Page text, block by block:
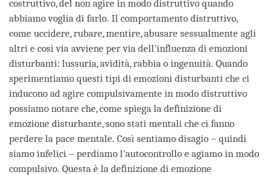
costruttivo, del non agire in modo distruttivo quando
abbiamo voglia di farlo. Il comportamento distruttivo,
come uccidere, rubare, mentire, abusare sessualmente agli
altri e così via avviene per via dell'influenza di emozioni
disturbanti: lussuria, avidità, rabbia o ingenuità. Quando
sperimentiamo questi tipi di emozioni disturbanti che ci
inducono ad agire compulsivamente in modo distruttivo
possiamo notare che, come spiega la definizione di
emozione disturbante, sono stati mentali che ci fanno
perdere la pace mentale. Così sentiamo disagio – quindi
siamo infelici – perdiamo l'autocontrollo e agiamo in modo
compulsivo. Questa è la definizione di emozione